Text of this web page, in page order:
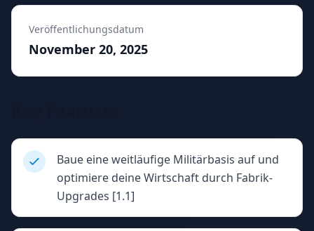
Veröffentlichungsdatum
November 20, 2025
Baue eine weitläufige Militärbasis auf und
optimiere deine Wirtschaft durch Fabrik-
Upgrades [1.1]